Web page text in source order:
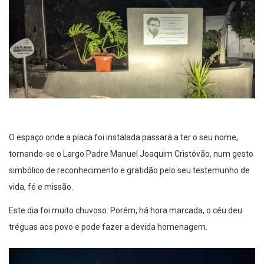
O espaço onde a placa foi instalada passará a ter o seu nome,
tornando-se o Largo Padre Manuel Joaquim Cristóvão, num gesto
simbólico de reconhecimento e gratidão pelo seu testemunho de
vida, fé e missão.
Este dia foi muito chuvoso. Porém, há hora marcada, o céu deu
tréguas aos povo e pode fazer a devida homenagem.